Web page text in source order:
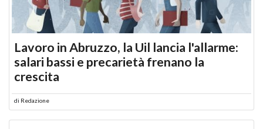
Lavoro in Abruzzo, la Uil lancia l'allarme:
salari bassi e precarietà frenano la
crescita
di Redazione